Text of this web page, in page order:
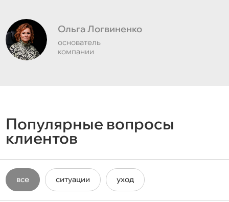
Ольга Логвиненко
основатель
компании
Популярные вопросы
клиентов
все ситуации уход